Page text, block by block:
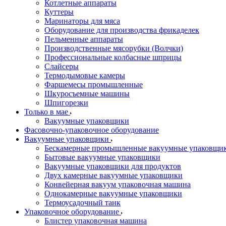
Котлетные аппараты
Куттеры
Маринаторы для мяса
Оборудование для производства фрикаделек
Пельменные аппараты
Производственные мясорубки (Волчки)
Профессиональные колбасные шприцы
Слайсеры
Термодымовые камеры
Фаршемесы промышленные
Шкуросъемные машины
Шпигорезки
Только в мае
Вакуумные упаковщики
Фасовочно-упаковочное оборудование
Вакуумные упаковщики
Бескамерные промышленные вакуумные
Бытовые вакуумные упаковщики
Вакуумные упаковщики для продуктов
Двух камерные вакуумные упаковщики
Конвейерная вакуум упаковочная машина
Однокамерные вакуумные упаковщики
Термоусадочный танк
Упаковочное оборудование
Блистер упаковочная машина